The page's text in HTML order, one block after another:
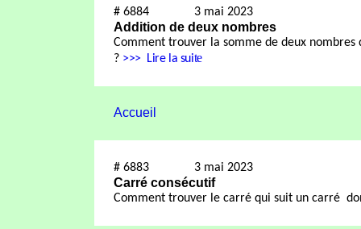
# 6884 3 mai 2023
Addition de deux nombres
Comment trouver la somme de deux nombres
? >>> Lire la suite
Accueil
# 6883 3 mai 2023
Carré consécutif
Comment trouver le carré qui suit un carré